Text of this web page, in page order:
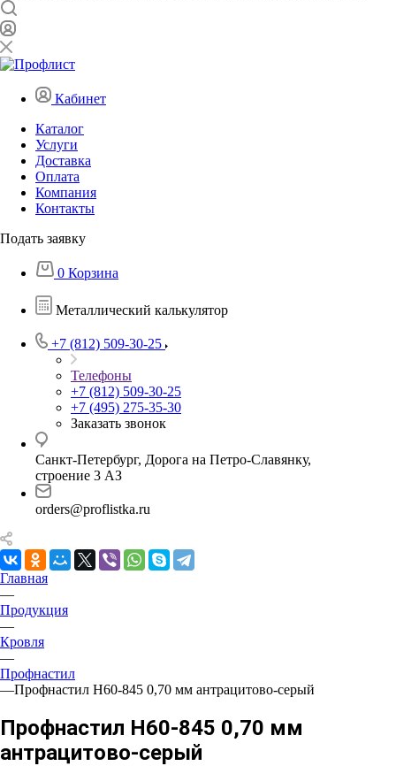
Кабинет
Каталог
Услуги
Доставка
Оплата
Компания
Контакты
Подать заявку
0 Корзина
Металлический калькулятор
+7 (812) 509-30-25
Телефоны
+7 (812) 509-30-25
+7 (495) 275-35-30
Заказать звонок
Санкт-Петербург, Дорога на Петро-Славянку,
строение 3 АЗ
orders@proflistka.ru
Главная
—
Продукция
—
Кровля
—
Профнастил
—Профнастил Н60-845 0,70 мм антрацитово-серый
Профнастил Н60-845 0,70 мм
антрацитово-серый